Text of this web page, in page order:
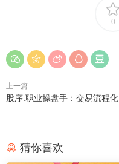
0
上一篇
股序.职业操盘手：交易流程化
猜你喜欢